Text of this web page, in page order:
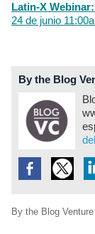
Latin-X
24 de junio
By the Blog
By the Blog